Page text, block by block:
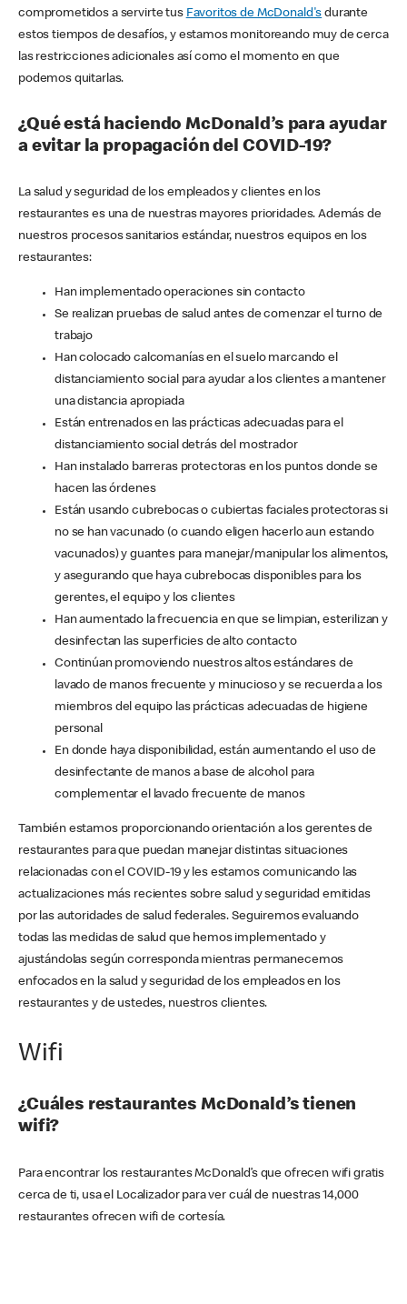
comprometidos a servirte tus Favoritos de McDonald's durante
estos tiempos de desafíos, y estamos monitoreando muy de cerca
las restricciones adicionales así como el momento en que
podemos quitarlas.
¿Qué está haciendo McDonald’s para ayudar
a evitar la propagación del COVID-19?
La salud y seguridad de los empleados y clientes en los
restaurantes es una de nuestras mayores prioridades. Además de
nuestros procesos sanitarios estándar, nuestros equipos en los
restaurantes:
Han implementado operaciones sin contacto
Se realizan pruebas de salud antes de comenzar el turno de
trabajo
Han colocado calcomanías en el suelo marcando el
distanciamiento social para ayudar a los clientes a mantener
una distancia apropiada
Están entrenados en las prácticas adecuadas para el
distanciamiento social detrás del mostrador
Han instalado barreras protectoras en los puntos donde se
hacen las órdenes
Están usando cubrebocas o cubiertas faciales protectoras si
no se han vacunado (o cuando eligen hacerlo aun estando
vacunados) y guantes para manejar/manipular los alimentos,
y asegurando que haya cubrebocas disponibles para los
gerentes, el equipo y los clientes
Han aumentado la frecuencia en que se limpian, esterilizan y
desinfectan las superficies de alto contacto
Continúan promoviendo nuestros altos estándares de
lavado de manos frecuente y minucioso y se recuerda a los
miembros del equipo las prácticas adecuadas de higiene
personal
En donde haya disponibilidad, están aumentando el uso de
desinfectante de manos a base de alcohol para
complementar el lavado frecuente de manos
También estamos proporcionando orientación a los gerentes de
restaurantes para que puedan manejar distintas situaciones
relacionadas con el COVID-19 y les estamos comunicando las
actualizaciones más recientes sobre salud y seguridad emitidas
por las autoridades de salud federales. Seguiremos evaluando
todas las medidas de salud que hemos implementado y
ajustándolas según corresponda mientras permanecemos
enfocados en la salud y seguridad de los empleados en los
restaurantes y de ustedes, nuestros clientes.
Wifi
¿Cuáles restaurantes McDonald’s tienen
wifi?
Para encontrar los restaurantes McDonald’s que ofrecen wifi gratis
cerca de ti, usa el Localizador para ver cuál de nuestras 14,000
restaurantes ofrecen wifi de cortesía.